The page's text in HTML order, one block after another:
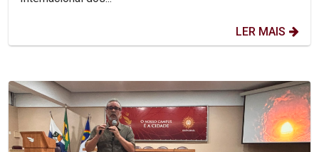
LER MAIS